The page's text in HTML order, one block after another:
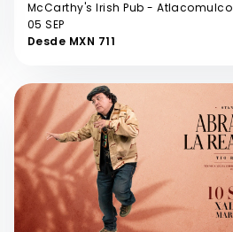
McCarthy's Irish Pub - Atlacomulco
05 SEP
Desde MXN 711